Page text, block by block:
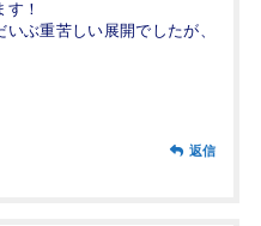
！
ぶ重苦しい展開でしたが、
返信